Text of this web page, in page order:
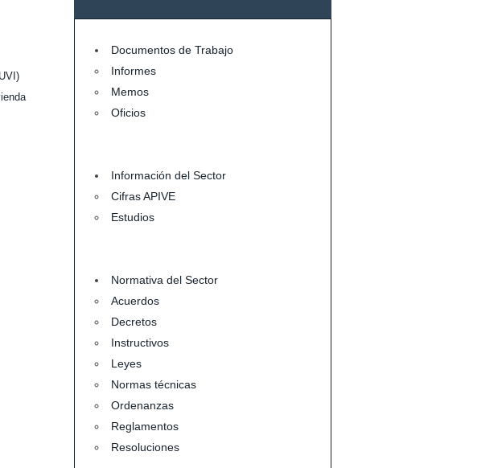
Documentos de Trabajo
Informes
Memos
Oficios
Información del Sector
Cifras APIVE
Estudios
Normativa del Sector
Acuerdos
Decretos
Instructivos
Leyes
Normas técnicas
Ordenanzas
Reglamentos
Resoluciones